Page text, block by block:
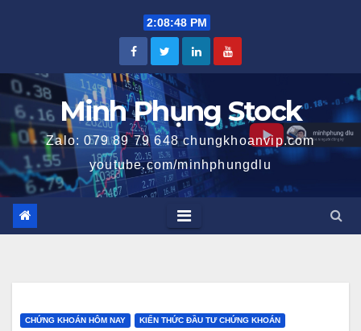
2:08:49 PM
Minh Phụng Stock
Zalo: 079 89 79 648 chungkhoanvip.com
youtube.com/minhphungdlu
CHỨNG KHOÁN HÔM NAY KIẾN THỨC ĐẦU TƯ CHỨNG KHOÁN